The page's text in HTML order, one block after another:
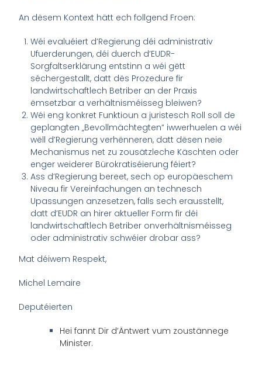
An dësem Kontext hätt ech follgend Froen:
Wéi evaluéiert d’Regierung déi administrativ
Ufuerderungen, déi duerch d’EUDR-
Sorgfaltserklärung entstinn a wéi gëtt
séchergestallt, datt dës Prozedure fir
landwirtschaftlech Betriber an der Praxis
ëmsetzbar a verhältnisméisseg bleiwen?
Wéi eng konkret Funktioun a juristesch Roll soll de
geplangten „Bevollmächtegten“ iwwerhuelen a wéi
wëll d’Regierung verhënneren, datt dësen neie
Mechanismus net zu zousätzleche Käschten oder
enger weiderer Bürokratiséierung féiert?
Ass d’Regierung bereet, sech op europäeschem
Niveau fir Vereinfachungen an technesch
Upassungen anzesetzen, falls sech erausstellt,
datt d’EUDR an hirer aktueller Form fir déi
landwirtschaftlech Betriber onverhältnisméisseg
oder administrativ schwéier drobar ass?
Mat déiwem Respekt,
Michel Lemaire
Deputéierten
Hei fannt Dir d’Äntwert vum zoustännege
Minister.